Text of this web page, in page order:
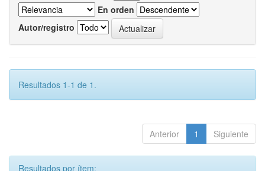
En orden
Autor/registro
Resultados 1-1 de 1.
Anterior 1 Siguiente
Resultados por ítem: